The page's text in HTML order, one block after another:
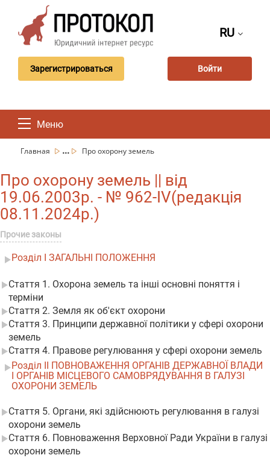
RU
Зарегистрироваться Войти
Меню
Главная ... Про охорону земель
Про охорону земель || від
19.06.2003р. - № 962-IV(редакція
08.11.2024р.)
Прочие законы
Розділ I ЗАГАЛЬНІ ПОЛОЖЕННЯ
Стаття 1. Охорона земель та інші основні поняття і
терміни
Стаття 2. Земля як об'єкт охорони
Стаття 3. Принципи державної політики у сфері охорони
земель
Стаття 4. Правове регулювання у сфері охорони земель
Розділ II ПОВНОВАЖЕННЯ ОРГАНІВ ДЕРЖАВНОЇ ВЛАДИ
І ОРГАНІВ МІСЦЕВОГО САМОВРЯДУВАННЯ В ГАЛУЗІ
ОХОРОНИ ЗЕМЕЛЬ
Стаття 5. Органи, які здійснюють регулювання в галузі
охорони земель
Стаття 6. Повноваження Верховної Ради України в галузі
охорони земель